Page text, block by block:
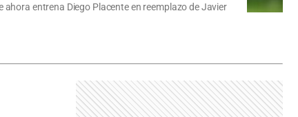
entrena Diego Placente en reemplazo de Javier